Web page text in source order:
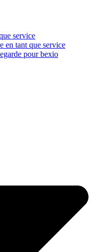
service
en tant que service
pour bexio